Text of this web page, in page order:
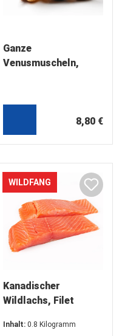
Ganze
Venusmuscheln,
schockgefrostet,1
8,80 €
WILDFANG
Kanadischer
Wildlachs, Filet
Wildfang o. Haut
Inhalt: 0.8 Kilogramm